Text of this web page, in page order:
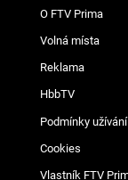
O FTV Prima
Volná místa
Reklama
HbbTV
Podmínky užívání
Cookies
Vlastník FTV